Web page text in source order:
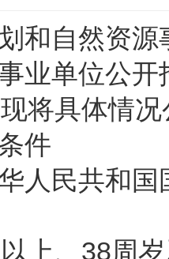
和自然资
业单位公
将具体情
件
华人民共和
以上、38周